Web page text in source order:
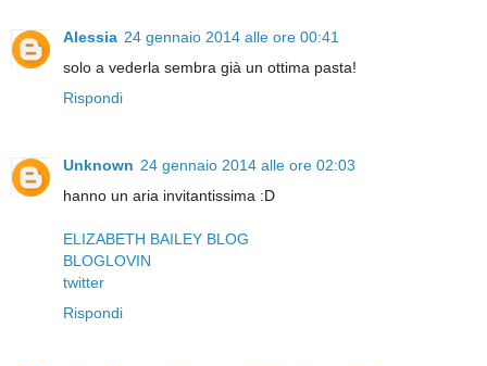
Alessia 24 gennaio 2014 alle ore 00:41
solo a vederla sembra già un ottima pasta!
Rispondi
Unknown 24 gennaio 2014 alle ore 02:03
hanno un aria invitantissima :D
ELIZABETH BAILEY BLOG
BLOGLOVIN
twitter
Rispondi